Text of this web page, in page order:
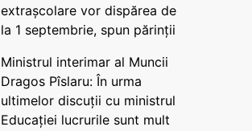
extrașcolare vor dispărea de
la 1 septembrie, spun părinții
Ministrul interimar al Muncii
Dragos Pîslaru: În urma
ultimelor discuții cu ministrul
Educației lucrurile sunt mult